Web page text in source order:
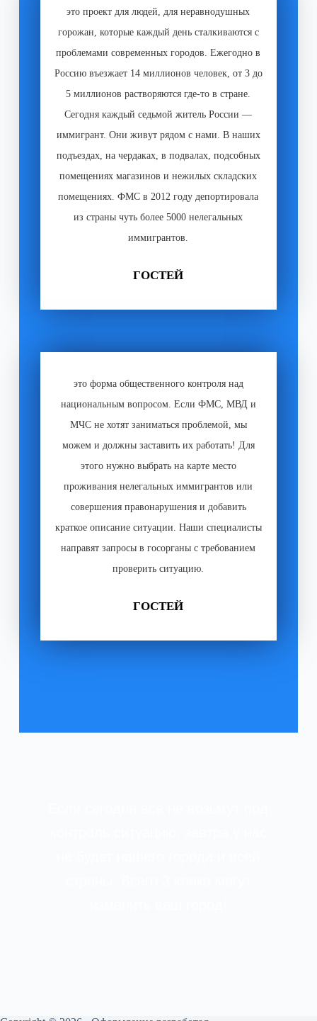
это проект для людей, для неравнодушных
горожан, которые каждый день сталкиваются с
проблемами современных городов. Ежегодно в
Россию въезжает 14 миллионов человек, от 3 до
5 миллионов растворяются где-то в стране.
Сегодня каждый седьмой житель России —
иммигрант. Они живут рядом с нами. В наших
подъездах, на чердаках, в подвалах, подсобных
помещениях магазинов и нежилых складских
помещениях. ФМС в 2012 году депортировала
из страны чуть более 5000 нелегальных
иммигрантов.
ГОСТЕЙ
это форма общественного контроля над
национальным вопросом. Если ФМС, МВД и
МЧС не хотят заниматься проблемой, мы
можем и должны заставить их работать! Для
этого нужно выбрать на карте место
проживания нелегальных иммигрантов или
совершения правонарушения и добавить
краткое описание ситуации. Наши специалисты
направят запросы в госорганы с требованием
проверить ситуацию.
ГОСТЕЙ